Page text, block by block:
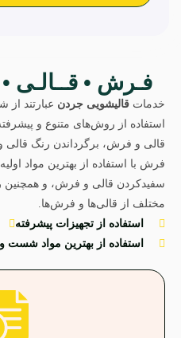
فـرش • قــالـی •
خدماتقالیشویی جردنعبارتند از
استفاده از روش‌های متنوع و
قالی و فرش، برگرداندن رنگ قالی
فرش با استفاده از بهترین مواد
سفیدکردن قالی و فرش، و همچنین
مختلف از قالی‌ها و فرش‌ها.
استفاده از تجهیزات پیشرفته
استفاده از بهترین مواد شست و